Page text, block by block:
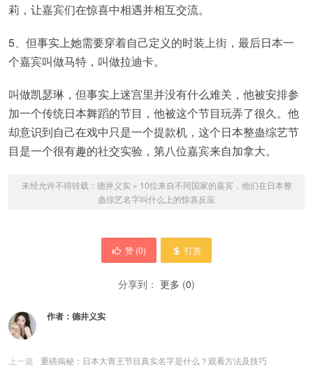
莉，让嘉宾们在惊喜中相遇并相互交流。
5、但事实上她需要穿着自己定义的时装上街，最后日本一
个嘉宾叫做马特，叫做拉迪卡。
叫做凯瑟琳，但事实上迷宫里并没有什么难关，他被安排参
加一个传统日本舞蹈的节目，他被这个节目玩弄了很久。他
却意识到自己在戏中只是一个提款机，这个日本整蛊综艺节
目是一个很有趣的社交实验，第八位嘉宾来自加拿大。
未经允许不得转载： 德井义实 » 10位来自不同国家的嘉宾，他们在日本整
蛊综艺名字叫什么上的惊喜反应
赞 (0) 打赏
分享到： 更多 (0)
作者： 德井义实
上一篇
重磅揭秘：日本大胃王节目真实名字是什么？观看方法及技巧